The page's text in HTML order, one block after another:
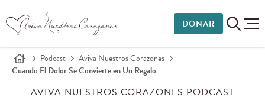
DONAR
Podcast
Aviva Nuestros Corazones
Cuando El Dolor Se Convierte en Un Regalo
AVIVA NUESTROS CORAZONES PODCAST